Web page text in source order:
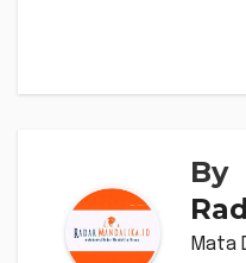
By
Mata